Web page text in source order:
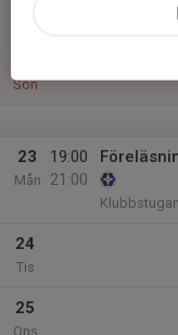
Sön
23
Mån
19:00
21:00
24
Tis
25
Ons